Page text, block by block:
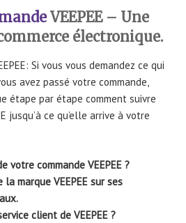
VEEPEE – Une
électronique.
Si vous vous demandez ce qui
avez passé votre commande,
étape par étape comment suivre
jusqu’à ce qu’elle arrive à votre
votre commande VEEPEE ?
marque VEEPEE sur ses
client de VEEPEE ?